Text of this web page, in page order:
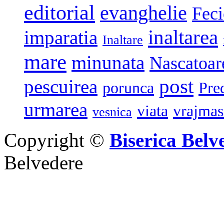
editorial evanghelie
imparatia Inaltare inaltarea
mare minunata
pescuirea porunca post
urmarea vesnica viata
Copyright © Biserica
Belvedere